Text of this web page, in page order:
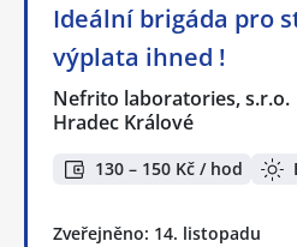
Ideální brigáda pro
výplata ihned !
Nefrito laboratories, s.r.o.
Hradec Králové
130 – 150 Kč / hod
Zveřejněno: 14. listopadu